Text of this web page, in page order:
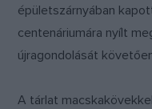
épületszárnyában
centenáriumára nyílt
újragondolását
A tárlat